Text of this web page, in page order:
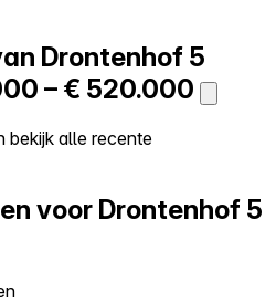
Drontenhof 5
– € 520.000
bekijk alle recente
voor Drontenhof 5